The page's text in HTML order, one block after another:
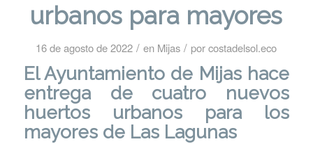
urbanos para mayores
16 de agosto de 2022 / en Mijas / porcostadelsol.eco
ElAyuntamiento de Mijashace
entrega de cuatro nuevos
huertos urbanos para los
mayores de Las Lagunas